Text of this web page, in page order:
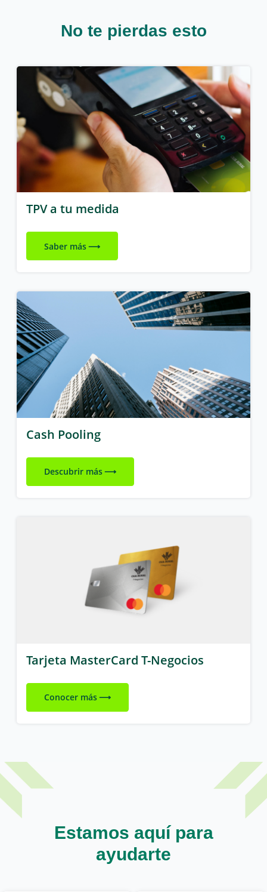
No te pierdas esto
TPV a tu medida
Saber más
Cash Pooling
Descubrir más
Tarjeta MasterCard T-Negocios
Conocer más
Estamos aquí para
ayudarte